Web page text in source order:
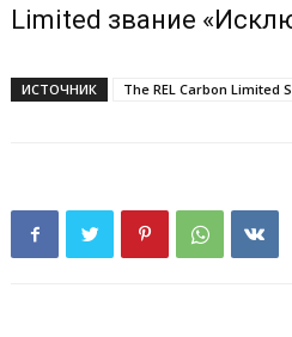
Limited звание
ИСТОЧНИК The REL Carbon Limited